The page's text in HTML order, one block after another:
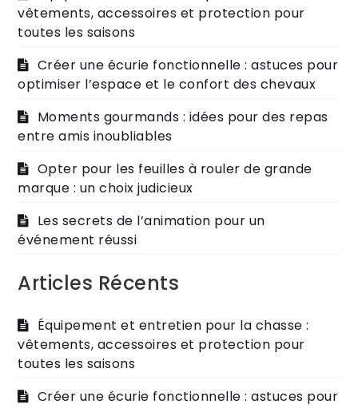
vêtements, accessoires et protection pour
toutes les saisons
Créer une écurie fonctionnelle : astuces pour
optimiser l’espace et le confort des chevaux
Moments gourmands : idées pour des repas
entre amis inoubliables
Opter pour les feuilles à rouler de grande
marque : un choix judicieux
Les secrets de l’animation pour un
événement réussi
Articles Récents
Équipement et entretien pour la chasse :
vêtements, accessoires et protection pour
toutes les saisons
Créer une écurie fonctionnelle : astuces pour